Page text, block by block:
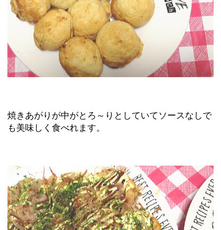
焼きあがりが中がとろ～りとしていてソースなしで
も美味しく食べれます。